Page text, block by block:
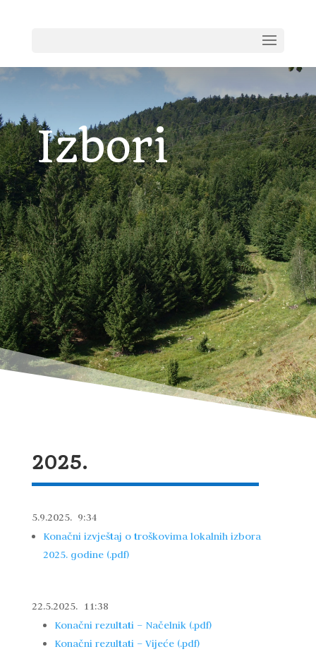
Izbori
2025.
5.9.2025. 9:34
Konačni izvještaj o troškovima lokalnih izbora
2025. godine (.pdf)
22.5.2025. 11:38
Konačni rezultati – Načelnik (.pdf)
Konačni rezultati – Vijeće (.pdf)